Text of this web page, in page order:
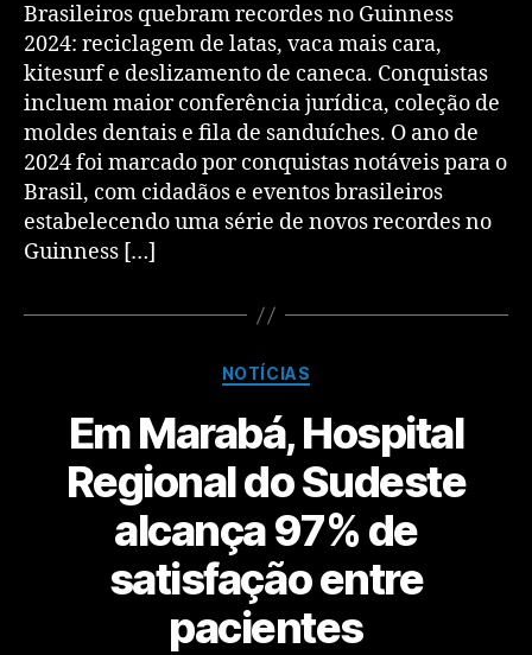
Brasileiros quebram recordes no Guinness
2024: reciclagem de latas, vaca mais cara,
kitesurf e deslizamento de caneca. Conquistas
incluem maior conferência jurídica, coleção de
moldes dentais e fila de sanduíches. O ano de
2024 foi marcado por conquistas notáveis para o
Brasil, com cidadãos e eventos brasileiros
estabelecendo uma série de novos recordes no
Guinness […]
NOTÍCIAS
Em Marabá, Hospital
Regional do Sudeste
alcança 97% de
satisfação entre
pacientes